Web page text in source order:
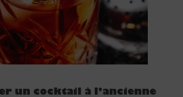
un cocktail à l’ancienne